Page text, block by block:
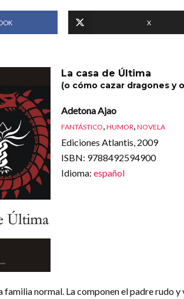
X
La casa de Última
(o cómo cazar dragones y
Adetona Ajao
FANTÁSTICO, HUMOR, NOVELA
Ediciones Atlantis, 2009
ISBN: 9788492594900
Idioma: español
familia normal. La componen el padre rudo